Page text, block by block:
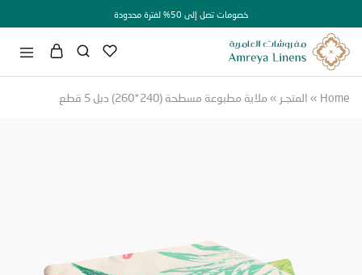
خصومات تصل إلى 50% لفترة محدودة
»المتجـر»ملاية مطبوعة مسطحة (240*260) دبل 5 قطع